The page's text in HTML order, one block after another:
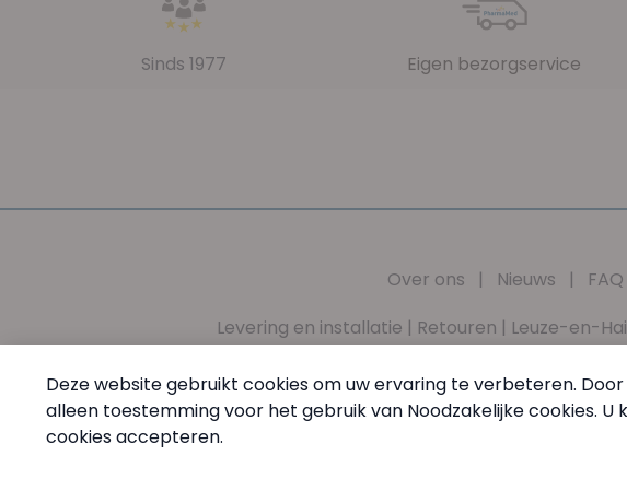
Sinds 1977 Eigen bezorgservice
Over ons | Nieuws | FAQ
Levering en installatie | Retouren | Leuze-en-
Missie|Waarden|Algemene voorwaarden|Privacybeleid |
PharmaMed - Tel: +32 (0) 68 64 60 45 - Van maandag tem vrijdag van 8u00
Deze website gebruikt cookies om uw ervaring te verbeteren. Door
alleen toestemming voor het gebruik van Noodzakelijke cookies.
cookies accepteren.